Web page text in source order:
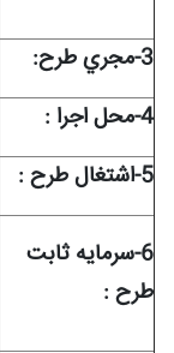
3-مجري طرح:
4-محل اجرا :
5-اشتغال طرح :
6-سرمايه ثابت
طرح :